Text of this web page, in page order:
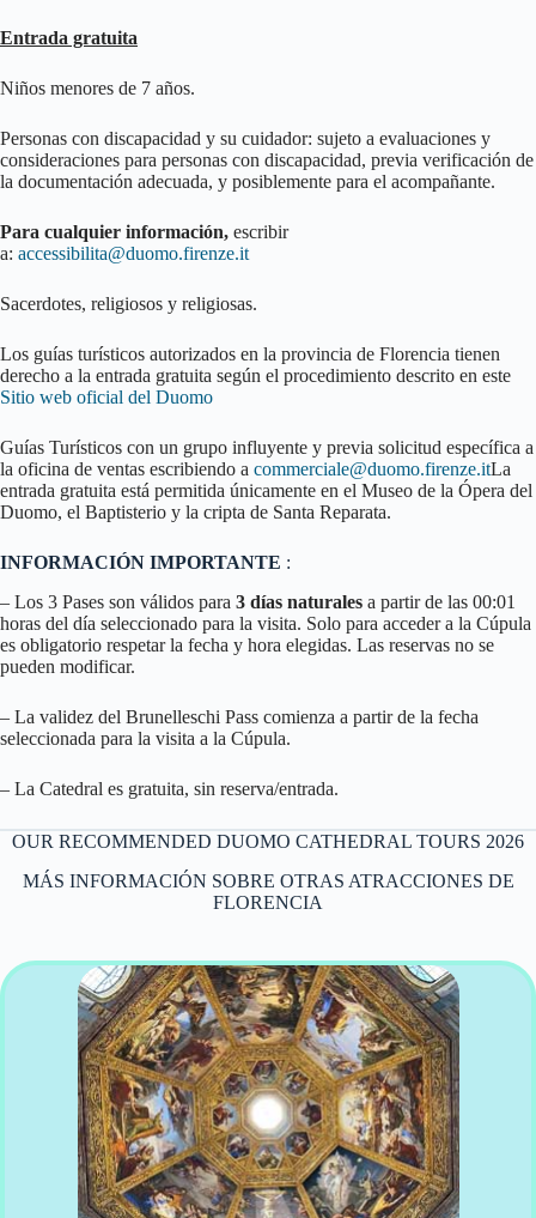
Entrada gratuita
Niños menores de 7 años.
Personas con discapacidad y su cuidador: sujeto a evaluaciones y
consideraciones para personas con discapacidad, previa verificación de
la documentación adecuada, y posiblemente para el acompañante.
Para cualquier información, escribir
a: accessibilita@duomo.firenze.it
Sacerdotes, religiosos y religiosas.
Los guías turísticos autorizados en la provincia de Florencia tienen
derecho a la entrada gratuita según el procedimiento descrito en este
Sitio web oficial del Duomo
Guías Turísticos con un grupo influyente y previa solicitud específica a
la oficina de ventas escribiendo a commerciale@duomo.firenze.itLa
entrada gratuita está permitida únicamente en el Museo de la Ópera del
Duomo, el Baptisterio y la cripta de Santa Reparata.
INFORMACIÓN IMPORTANTE :
– Los 3 Pases son válidos para 3 días naturales a partir de las 00:01
horas del día seleccionado para la visita. Solo para acceder a la Cúpula
es obligatorio respetar la fecha y hora elegidas. Las reservas no se
pueden modificar.
– La validez del Brunelleschi Pass comienza a partir de la fecha
seleccionada para la visita a la Cúpula.
– La Catedral es gratuita, sin reserva/entrada.
OUR RECOMMENDED DUOMO CATHEDRAL TOURS 2026
MÁS INFORMACIÓN SOBRE OTRAS ATRACCIONES DE
FLORENCIA